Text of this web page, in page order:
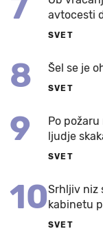
avtocesti
SVET
8 Šel se je
SVET
9
Po
ljudje
SVET
10Srhljiv niz
kabinetu
SVET